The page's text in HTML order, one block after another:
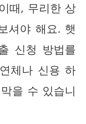
때, 무리한 상
셔야 해요. 햇
신청 방법를
체나 신용 하
을 수 있습니